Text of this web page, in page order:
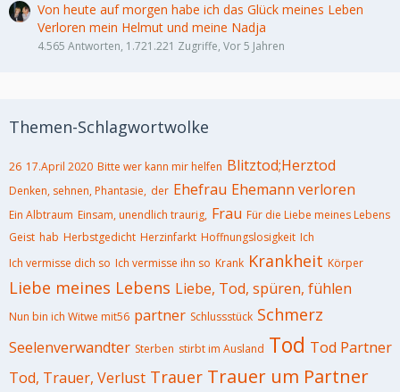
Von heute auf morgen habe ich das Glück meines Leben
Verloren mein Helmut und meine Nadja
4.565 Antworten, 1.721.221 Zugriffe, Vor 5 Jahren
Themen-Schlagwortwolke
26 17.April 2020 Bitte wer kann mir helfen Blitztod;Herztod
Denken, sehnen, Phantasie, der Ehefrau Ehemann verloren
Ein Albtraum Einsam, unendlich traurig, Frau Für die Liebe meines Lebens
Geist hab Herbstgedicht Herzinfarkt Hoffnungslosigkeit Ich
Ich vermisse dich so Ich vermisse ihn so Krank Krankheit Körper
Liebe meines Lebens Liebe, Tod, spüren, fühlen
Nun bin ich Witwe mit56 partner Schlussstück Schmerz
Seelenverwandter Sterben stirbt im Ausland Tod Tod Partner
Tod, Trauer, Verlust Trauer Trauer um Partner